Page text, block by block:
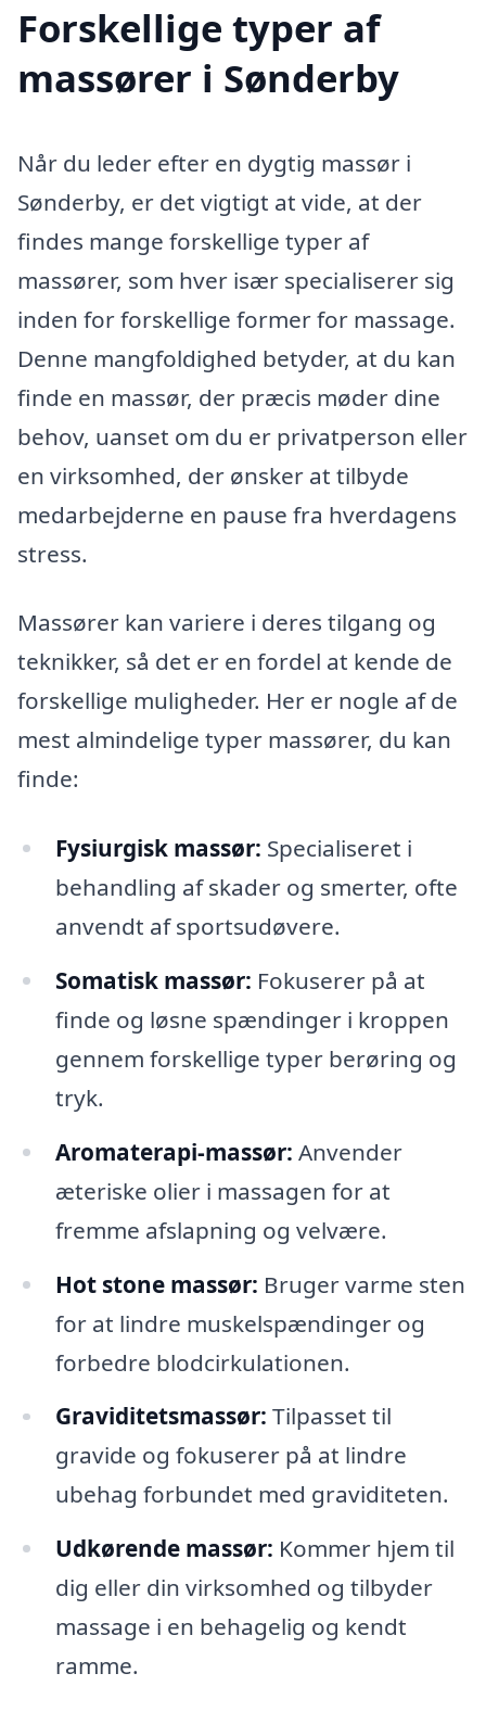
Forskellige typer af
massører i Sønderby
Når du leder efter en dygtig massør i
Sønderby, er det vigtigt at vide, at der
findes mange forskellige typer af
massører, som hver især specialiserer sig
inden for forskellige former for massage.
Denne mangfoldighed betyder, at du kan
finde en massør, der præcis møder dine
behov, uanset om du er privatperson eller
en virksomhed, der ønsker at tilbyde
medarbejderne en pause fra hverdagens
stress.
Massører kan variere i deres tilgang og
teknikker, så det er en fordel at kende de
forskellige muligheder. Her er nogle af de
mest almindelige typer massører, du kan
finde:
Fysiurgisk massør: Specialiseret i
behandling af skader og smerter, ofte
anvendt af sportsudøvere.
Somatisk massør: Fokuserer på at
finde og løsne spændinger i kroppen
gennem forskellige typer berøring og
tryk.
Aromaterapi-massør: Anvender
æteriske olier i massagen for at
fremme afslapning og velvære.
Hot stone massør: Bruger varme sten
for at lindre muskelspændinger og
forbedre blodcirkulationen.
Graviditetsmassør: Tilpasset til
gravide og fokuserer på at lindre
ubehag forbundet med graviditeten.
Udkørende massør: Kommer hjem til
dig eller din virksomhed og tilbyder
massage i en behagelig og kendt
ramme.